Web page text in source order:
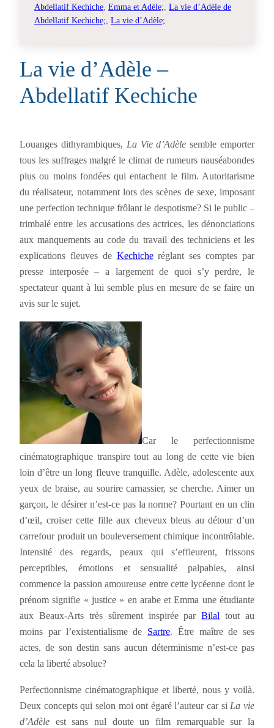
Abdellatif Kechiche Emma et Adèle; La vie d’Adèle de
Abdellatif Kechiche; La vie d’Adèle;
La vie d’Adèle –
Abdellatif Kechiche
Louanges dithyrambiques, La Vie d’Adèle semble emporter
tous les suffrages malgré le climat de rumeurs nauséabondes
plus ou moins fondées qui entachent le film. Autoritarisme
du réalisateur, notamment lors des scènes de sexe, imposant
une perfection technique frôlant le despotisme? Si le public –
trimbalé entre les accusations des actrices, les dénonciations
aux manquements au code du travail des techniciens et les
explications fleuves de Kechicheréglant ses comptes par
presse interposée – a largement de quoi s’y perdre, le
spectateur quant à lui semble plus en mesure de se faire un
avis sur le sujet.
Car le perfectionnisme
cinématographique transpire tout au long de cette vie bien
loin d’être un long fleuve tranquille. Adèle, adolescente aux
yeux de braise, au sourire carnassier, se cherche. Aimer un
garçon, le désirer n’est-ce pas la norme? Pourtant en un clin
d’œil, croiser cette fille aux cheveux bleus au détour d’un
carrefour produit un bouleversement chimique incontrôlable.
Intensité des regards, peaux qui s’effleurent, frissons
perceptibles, émotions et sensualité palpables, ainsi
commence la passion amoureuse entre cette lycéenne dont le
prénom signifie « justice » en arabe et Emma une étudiante
aux Beaux-Arts très sûrement inspirée parBilal tout au
moins par l’existentialisme de Sartre. Être maître de ses
actes, de son destin sans aucun déterminisme n’est-ce pas
cela la liberté absolue?
Perfectionnisme cinématographique et liberté, nous y voilà.
Deux concepts qui selon moi ont égaré l’auteur car si La vie
d’Adèle est sans nul doute un film remarquable sur la